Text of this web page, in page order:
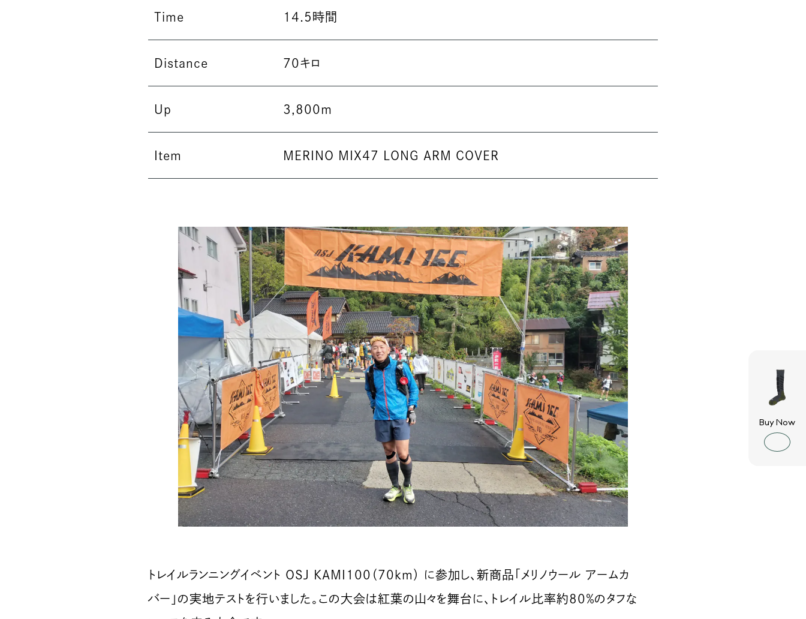
Time 14.5時間
Distance 70キロ
Up 3,800ｍ
Item MERINO MIX47 LONG ARM COVER
トレイルランニングイベント OSJ KAMI100（70km） に参加し、新商品「メリノウール アームカ
バー」の実地テストを行いました。この大会は紅葉の山々を舞台に、トレイル比率約80％のタフな
Buy Now